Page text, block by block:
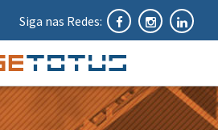
Siga nas Redes: